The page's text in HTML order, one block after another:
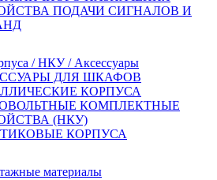
ПОДАЧИ СИГНАЛОВ И
/ НКУ / Аксессуары
ДЛЯ ШКАФОВ
КОРПУСА
КОМПЛЕКТНЫЕ
(НКУ)
КОРПУСА
материалы